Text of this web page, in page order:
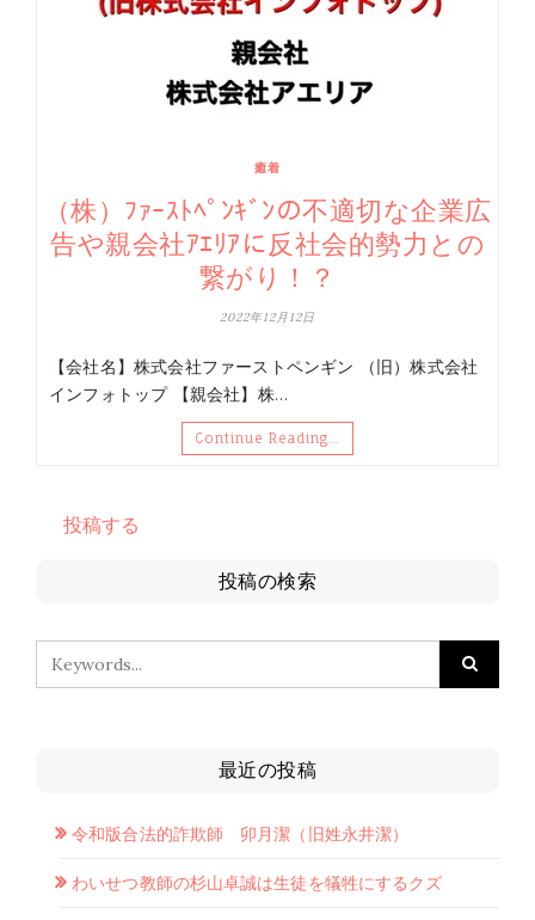
癒着
（株）ﾌｧｰｽﾄﾍﾟﾝｷﾞﾝの不適切な企業広
告や親会社ｱｴﾘｱに反社会的勢力との
繋がり！？
2022年12月12日
【会社名】株式会社ファーストペンギン （旧）株式会社
インフォトップ 【親会社】株…
Continue Reading…
投稿する
投稿の検索
最近の投稿
令和版合法的詐欺師 卯月潔（旧姓永井潔）
わいせつ教師の杉山卓誠は生徒を犠牲にするクズ